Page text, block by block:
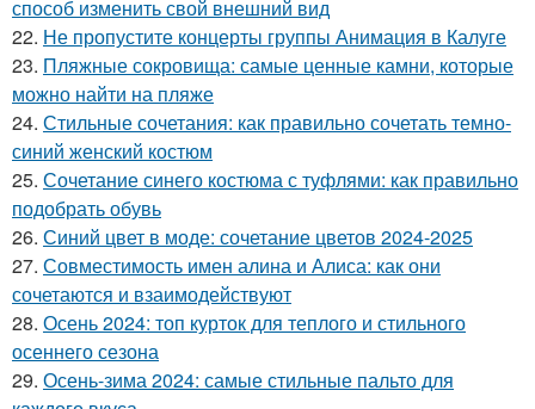
способ изменить свой внешний вид
22. Не пропустите концерты группы Анимация в Калуге
23. Пляжные сокровища: самые ценные камни, которые
можно найти на пляже
24. Стильные сочетания: как правильно сочетать темно-
синий женский костюм
25. Сочетание синего костюма с туфлями: как правильно
подобрать обувь
26. Синий цвет в моде: сочетание цветов 2024-2025
27. Совместимость имен алина и Алиса: как они
сочетаются и взаимодействуют
28. Осень 2024: топ курток для теплого и стильного
осеннего сезона
29. Осень-зима 2024: самые стильные пальто для